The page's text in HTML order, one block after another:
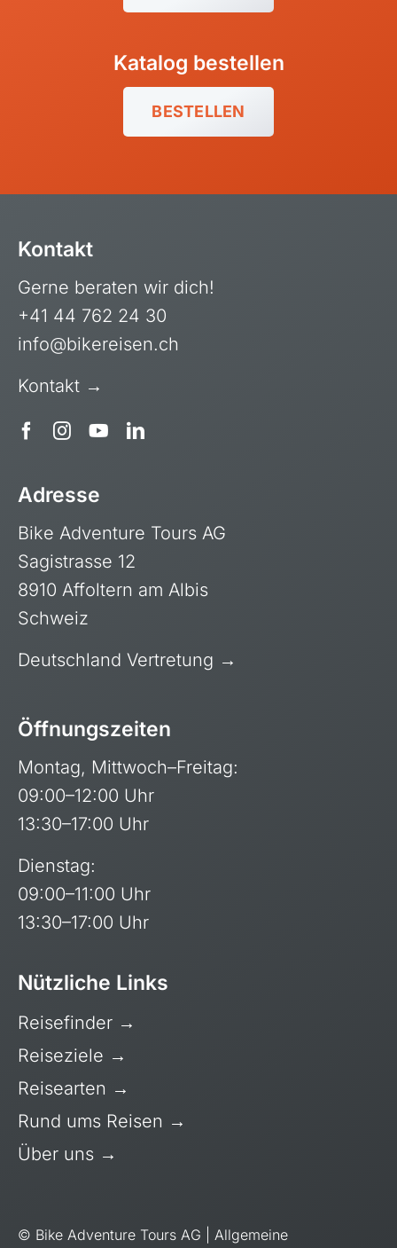
Katalog bestellen
BESTELLEN
Kontakt
Gerne beraten wir dich!
+41 44 762 24 30
info@bikereisen.ch
Kontakt →
Adresse
Bike Adventure Tours AG
Sagistrasse 12
8910 Affoltern am Albis
Schweiz
Deutschland Vertretung →
Öffnungszeiten
Montag, Mittwoch–Freitag:
09:00–12:00 Uhr
13:30–17:00 Uhr
Dienstag:
09:00–11:00 Uhr
13:30–17:00 Uhr
Nützliche Links
Reisefinder →
Reiseziele →
Reisearten →
Rund ums Reisen →
Über uns →
© Bike Adventure Tours AG | Allgemeine
Polen, Masuren
Sardinien, Italien
Schweiz & Fahrtechnikkurse
Skandinavien
Spanien
Transalp/Alpenüberquerungen
Türkei
Kapverdische Inseln
Marokko
Mauritius
Ruanda
Südafrika